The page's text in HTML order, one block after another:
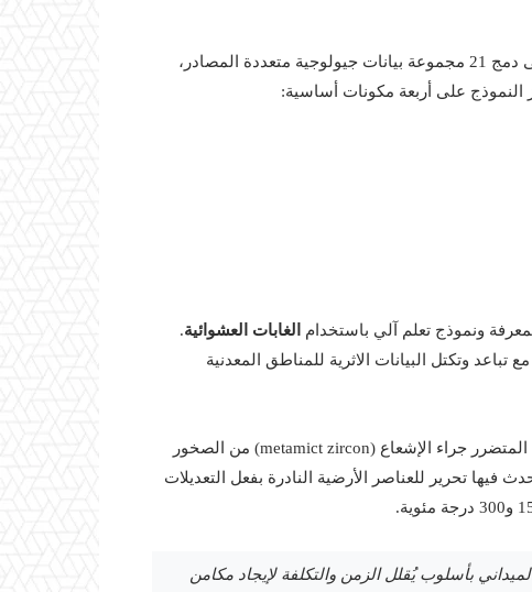
على دمج 21 مجموعة بيانات جيولوجية متعددة المصادر،
النموذج على أربعة مكونات أساسية:
ونموذج تعلم آلي باستخدام الغابات العشوائية.
وتكتل البيانات الاثرية للمناطق المعدنية
المتضرر جراء الإشعاع (metamict zircon) من الصخور
تحرير للعناصر الأرضية النادرة بفعل التعديلات
بأسلوب يُقلل الزمن والتكلفة لإيجاد مكامن